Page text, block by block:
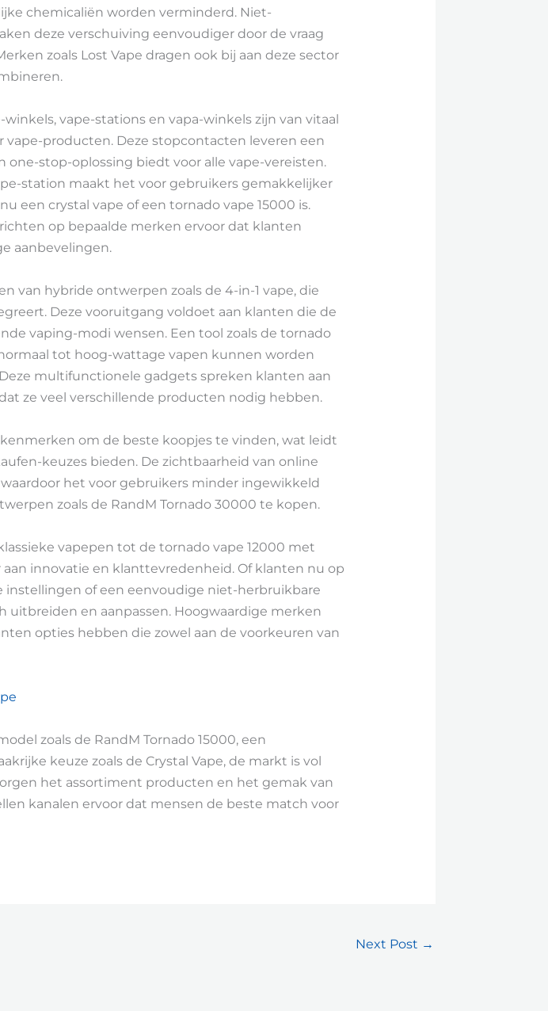
chemicaliën worden verminderd. Niet-
deze verschuiving eenvoudiger door de vraag
zoals Lost Vape dragen ook bij aan deze sector
vape-stations en vapa-winkels zijn van vitaal
vape-producten. Deze stopcontacten leveren een
one-stop-oplossing biedt voor alle vape-vereisten.
station maakt het voor gebruikers gemakkelijker
een crystal vape of een tornado vape 15000 is.
op bepaalde merken ervoor dat klanten
aanbevelingen.
van hybride ontwerpen zoals de 4-in-1 vape, die
Deze vooruitgang voldoet aan klanten die de
vaping-modi wensen. Een tool zoals de tornado
tot hoog-wattage vapen kunnen worden
multifunctionele gadgets spreken klanten aan
ze veel verschillende producten nodig hebben.
om de beste koopjes te vinden, wat leidt
keuzes bieden. De zichtbaarheid van online
het voor gebruikers minder ingewikkeld
zoals de RandM Tornado 30000 te kopen.
vapepen tot de tornado vape 12000 met
innovatie en klanttevredenheid. Of klanten nu op
instellingen of een eenvoudige niet-herbruikbare
uitbreiden en aanpassen. Hoogwaardige merken
opties hebben die zowel aan de voorkeuren van
zoals de RandM Tornado 15000, een
keuze zoals de Crystal Vape, de markt is vol
het assortiment producten en het gemak van
kanalen ervoor dat mensen de beste match voor
Next Post →